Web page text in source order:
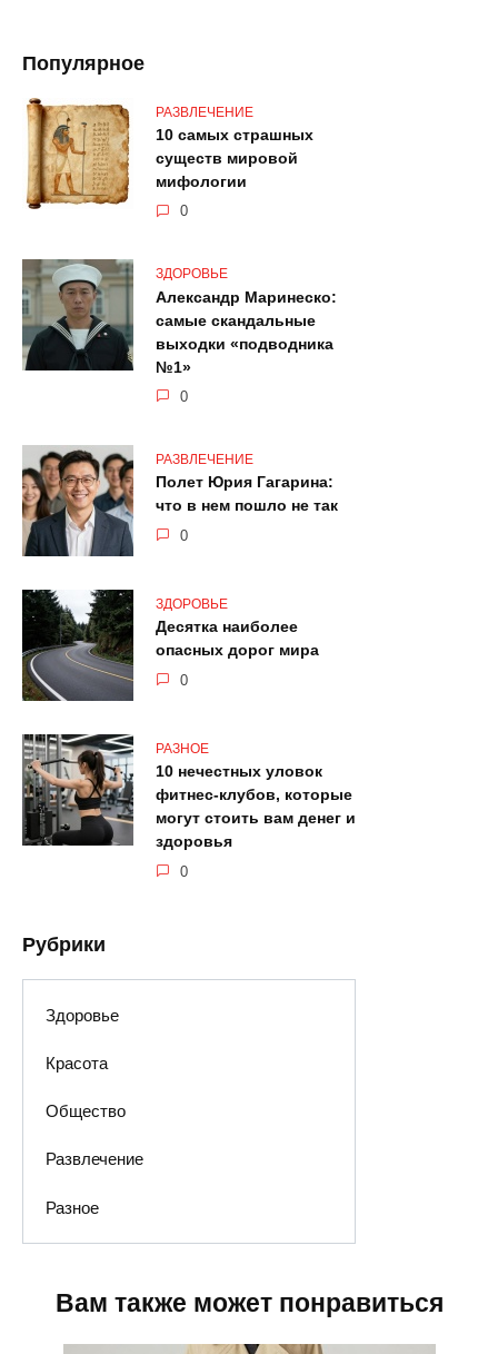
Популярное
РАЗВЛЕЧЕНИЕ
10 самых страшных
существ мировой
мифологии
0
ЗДОРОВЬЕ
Александр Маринеско:
самые скандальные
выходки «подводника
№1»
0
РАЗВЛЕЧЕНИЕ
Полет Юрия Гагарина:
что в нем пошло не так
0
ЗДОРОВЬЕ
Десятка наиболее
опасных дорог мира
0
РАЗНОЕ
10 нечестных уловок
фитнес-клубов, которые
могут стоить вам денег и
здоровья
0
Рубрики
Здоровье
Красота
Общество
Развлечение
Разное
Вам также может понравиться